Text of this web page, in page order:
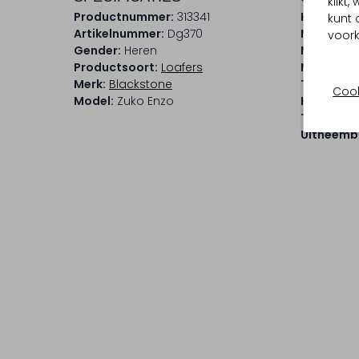
kunt
Productnummer: 313341
Artikelnummer: Dg370
Gender: Heren
Productsoort: Loafers
Merk: Blackstone
Model: Zuko Enzo
Kleur:
Materiaal
Materiaal
Type
Hakvorm:
Type neus: